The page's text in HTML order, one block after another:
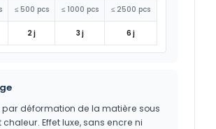
≤ 500 pcs ≤ 1000 pcs ≤ 2500 pcs
2 j 3 j 6 j
déformation de la matière sous
Effet luxe, sans encre ni